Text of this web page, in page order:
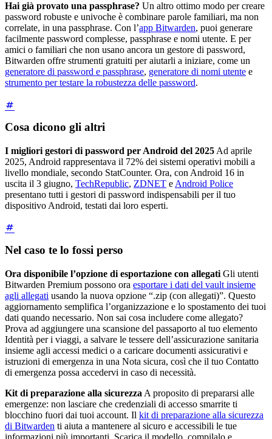
Hai già provato una passphrase? Un altro ottimo modo per creare
password robuste e univoche è combinare parole familiari, ma non
correlate, in una passphrase. Con l’app Bitwarden, puoi generare
facilmente password complesse, passphrase e nomi utente. E per
amici o familiari che non usano ancora un gestore di password,
Bitwarden offre strumenti gratuiti per aiutarli a iniziare, come un
generatore di password e passphrase, generatore di nomi utente e
strumento per testare la robustezza delle password.
Cosa dicono gli altri
I migliori gestori di password per Android del 2025 Ad aprile
2025, Android rappresentava il 72% dei sistemi operativi mobili a
livello mondiale, secondo StatCounter. Ora, con Android 16 in
uscita il 3 giugno, TechRepublic, ZDNET e Android Police
presentano tutti i gestori di password indispensabili per il tuo
dispositivo Android, testati dai loro esperti.
Nel caso te lo fossi perso
Ora disponibile l’opzione di esportazione con allegati Gli utenti
Bitwarden Premium possono ora esportare i dati del vault insieme
agli allegati usando la nuova opzione “.zip (con allegati)”. Questo
aggiornamento semplifica l’organizzazione e lo spostamento dei tuoi
dati quando necessario. Non sai cosa includere come allegato?
Prova ad aggiungere una scansione del passaporto al tuo elemento
Identità per i viaggi, a salvare le tessere dell’assicurazione sanitaria
insieme agli accessi medici o a caricare documenti assicurativi e
istruzioni di emergenza in una Nota sicura, così che il tuo Contatto
di emergenza possa accedervi in caso di necessità.
Kit di preparazione alla sicurezza A proposito di prepararsi alle
emergenze: non lasciare che credenziali di accesso smarrite ti
blocchino fuori dai tuoi account. Il kit di preparazione alla sicurezza
di Bitwarden ti aiuta a mantenere al sicuro e accessibili le tue
informazioni più importanti. Scarica il modello, compilalo e